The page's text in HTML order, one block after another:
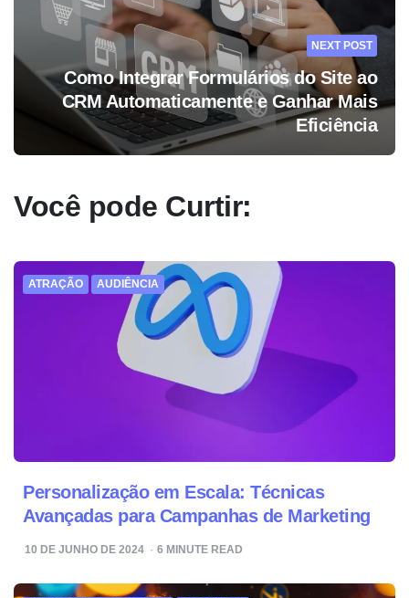
NEXT POST
Como Integrar Formulários do Site ao
CRM Automaticamente e Ganhar Mais
Eficiência
Você pode Curtir:
ATRAÇÃO AUDIÊNCIA
Personalização em Escala: Técnicas
Avançadas para Campanhas de Marketing
10 DE JUNHO DE 2024 6 MINUTE READ